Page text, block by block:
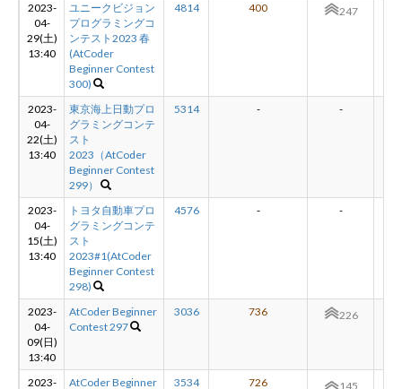
2023-
04-
29(土)
13:40
ユニークビジョン
プログラミングコ
ンテスト2023 春
(AtCoder
Beginner Contest
300)
4814 400 247
2023-
04-
22(土)
13:40
東京海上日動プロ
グラミングコンテ
スト
2023（AtCoder
Beginner Contest
299）
5314 - -
2023-
04-
15(土)
13:40
トヨタ自動車プロ
グラミングコンテ
スト
2023#1(AtCoder
Beginner Contest
298)
4576 - -
2023-
04-
09(日)
13:40
AtCoder Beginner
Contest 297
3036 736 226
2023-
AtCoder Beginner
3534 726 145